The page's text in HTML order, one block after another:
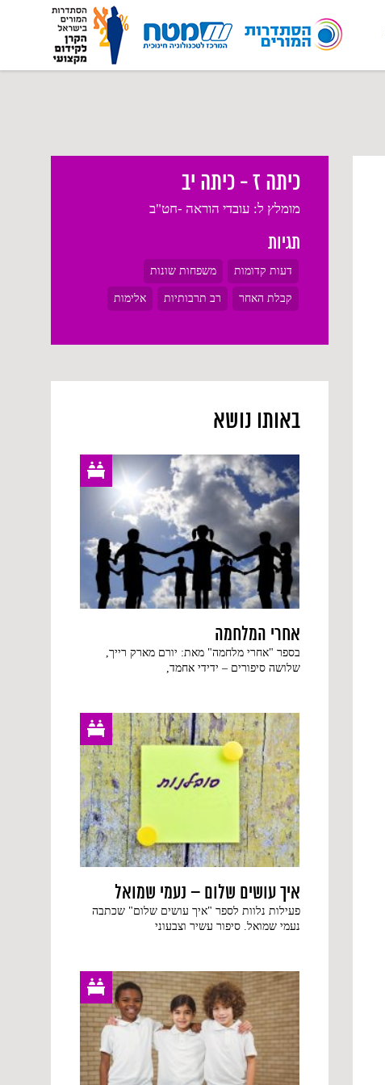
כיתה ז - כיתה יב
מומלץ ל: עובדי הוראה -חט"ב
תגיות
דעות קדומות משפחות שונות
קבלת האחר רב תרבותיות אלימות
באותו נושא
אחרי המלחמה
בספר "אחרי מלחמה" מאת: יורם מארק רייך,
שלושה סיפורים – ידידי אחמד,
איך עושים שלום – נעמי שמואל
פעילות נלוות לספר "איך עושים שלום" שכתבה
נעמי שמואל. סיפור עשיר וצבעוני